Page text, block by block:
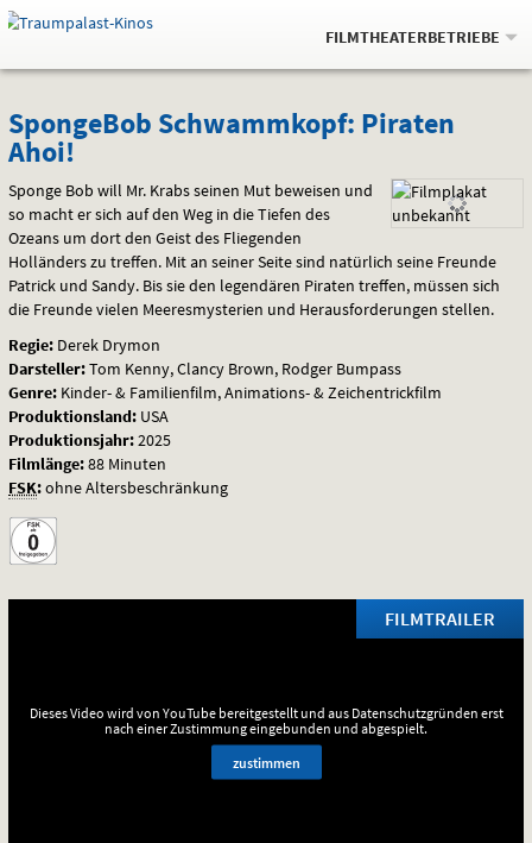
Springe
zum
,zum
.
Navigation
Service
Gehe
zur
Auswahl
FILMTHEATERBETRIEBE
SpongeBob
Schwammkopf:
Piraten
Ahoi!
SpongeBob Schwammkopf: Piraten
Ahoi!
Sponge Bob will Mr. Krabs seinen Mut beweisen und
so macht er sich auf den Weg in die Tiefen des
Ozeans um dort den Geist des Fliegenden
Holländers zu treffen. Mit an seiner Seite sind natürlich seine Freunde
Patrick und Sandy. Bis sie den legendären Piraten treffen, müssen sich
die Freunde vielen Meeresmysterien und Herausforderungen stellen.
Regie: Derek Drymon
Darsteller:Tom Kenny, Clancy Brown, Rodger Bumpass
Genre: Kinder- & Familienfilm, Animations- & Zeichentrickfilm
Produktionsland: USA
Produktionsjahr:2025
Filmlänge:88 Minuten
FSK:ohne Altersbeschränkung
FILMTRAILER
Dieses Video wird von YouTube bereitgestellt und aus Datenschutzgründen erst
nach einer Zustimmung eingebunden und abgespielt.
zustimmen